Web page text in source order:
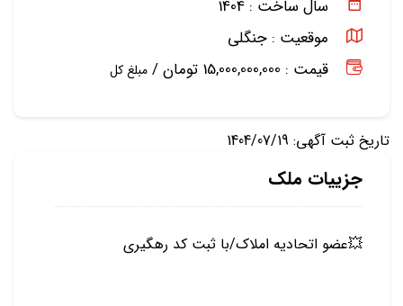
سال ساخت : 1404
موقعیت : جنگلی
قیمت : 15,000,000,000 تومان /
مبلغ کل
تاریخ ثبت آگهی: 1404/07/19
جزییات ملک
💥عضو اتحادیه املاک/با ثبت کد رهگیری